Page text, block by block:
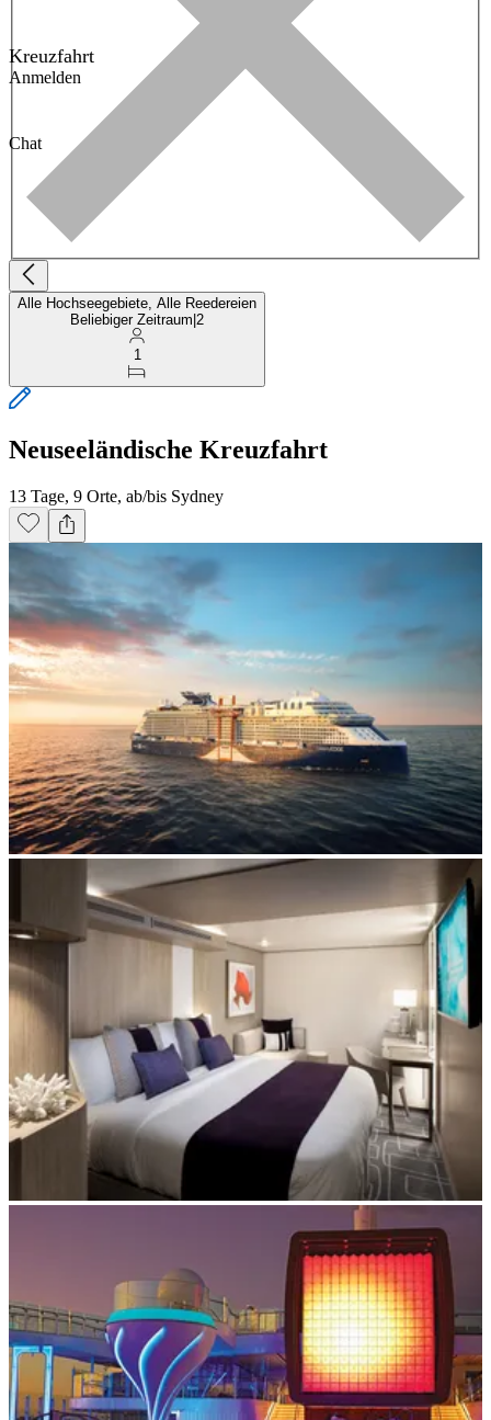
Kreuzfahrt
Anmelden
Chat
Alle Hochseegebiete, Alle Reedereien
Beliebiger Zeitraum 2
1
Neuseeländische Kreuzfahrt
13 Tage, 9 Orte, ab/bis Sydney